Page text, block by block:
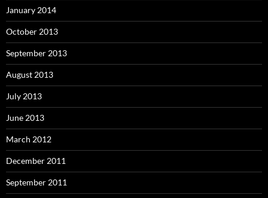
January 2014
October 2013
September 2013
August 2013
July 2013
June 2013
March 2012
December 2011
September 2011